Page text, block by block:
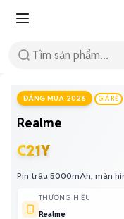
ĐÁNG MUA 2026 GIÁ RẺ
Realme
C21Y
Pin trâu 5000mAh, màn
THƯƠNG HIỆU
Realme